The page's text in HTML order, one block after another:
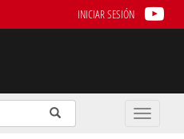
INICIAR SESIÓN
Enviar
Buscar
Toggle